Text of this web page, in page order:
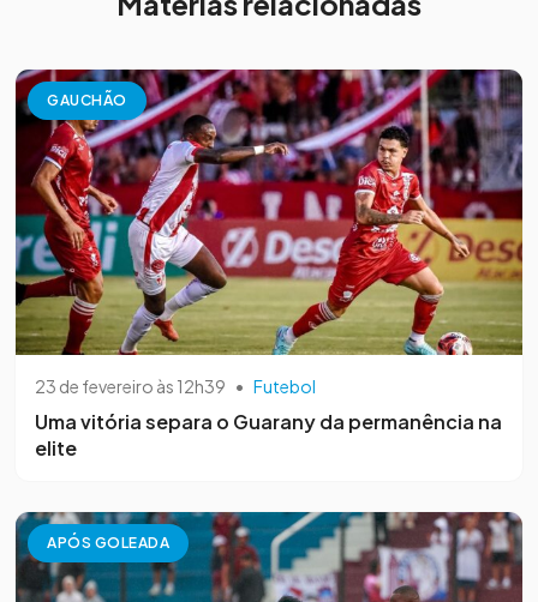
GAUCHÃO
23 de fevereiro às 12h39 • Futebol
Uma vitória separa o Guarany da permanência na
elite
APÓS GOLEADA